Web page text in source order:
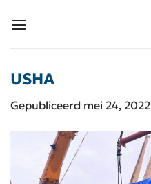
naar
USHA
Gepubliceerd mei 24, 2022